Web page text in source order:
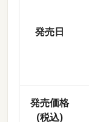
発売日
発売価格
(税込)